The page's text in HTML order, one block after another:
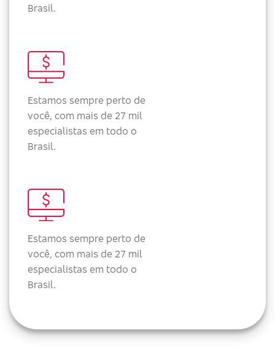
Brasil.
Estamos sempre perto de
você, com mais de 27 mil
especialistas em todo o
Brasil.
Estamos sempre perto de
você, com mais de 27 mil
especialistas em todo o
Brasil.